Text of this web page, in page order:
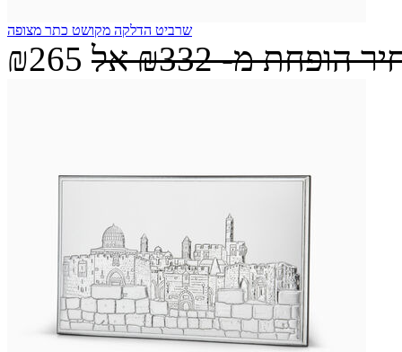
שרביט הדלקה מקושט כתר מצופה
₪265 הופחת מ-₪332 אל